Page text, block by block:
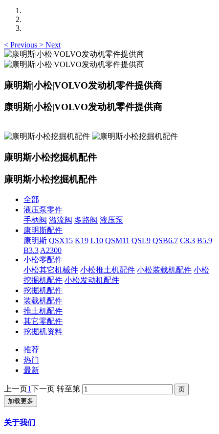
< Previous > Next
康明斯|小松|VOLVO发动机零件提供商
康明斯|小松|VOLVO发动机零件提供商
康明斯小松挖掘机配件
康明斯小松挖掘机配件
全部
液压泵零件
手柄阀 溢流阀 多路阀 液压泵
康明斯配件
康明斯 QSX15 K19 L10 QSM11 QSL9 QSB6.7 C8.3 B5.9
B3.3 A2300
小松零配件
小松其它机械件 小松推土机配件 小松装载机配件 小松
挖掘机配件 小松发动机配件
挖掘机配件
装载机配件
推土机配件
其它零配件
挖掘机资料
推荐
热门
最新
上一页1下一页 转至第
加载更多
关于我们